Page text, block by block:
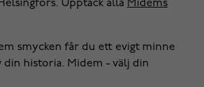
Upptäck alla Midems
smycken får du ett evigt minne
din historia. Midem - välj din